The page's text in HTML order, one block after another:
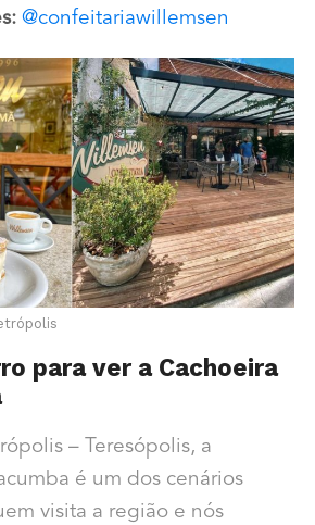
@confeitariawillemsen
para ver a Cachoeira
– Teresópolis, a
é um dos cenários
visita a região e nós